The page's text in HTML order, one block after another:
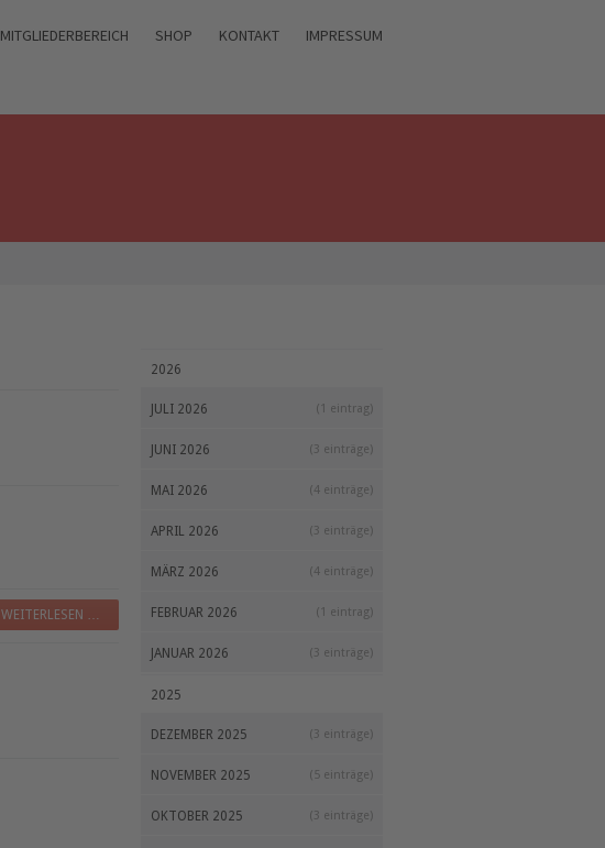
MITGLIEDERBEREICH SHOP KONTAKT IMPRESSUM
WEITERLESEN …
2026
JULI 2026 (1 eintrag)
JUNI 2026 (3 einträge)
MAI 2026 (4 einträge)
APRIL 2026 (3 einträge)
MÄRZ 2026 (4 einträge)
FEBRUAR 2026 (1 eintrag)
JANUAR 2026 (3 einträge)
2025
DEZEMBER 2025 (3 einträge)
NOVEMBER 2025 (5 einträge)
OKTOBER 2025 (3 einträge)